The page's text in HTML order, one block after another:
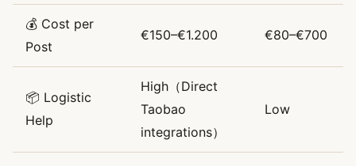
💰 Cost per
Post
€150–€1.200 €80–€700
📦 Logistic
Help
High（Direct
Taobao
integrations）
Low